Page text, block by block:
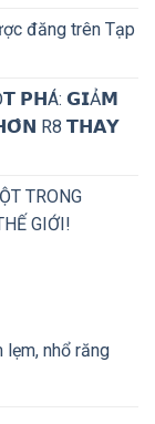
đăng trên Tạp
𝗣𝗛Á: 𝗚𝗜Ả𝗠
R8 𝗧𝗛𝗔𝗬
TRONG
GIỚI!
lẹm, nhổ răng